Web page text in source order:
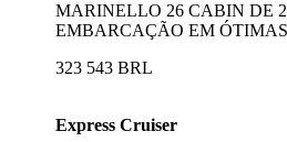
MARINELLO 26 CABIN DE
EMBARCAÇÃO EM
323 543 BRL
Express Cruiser